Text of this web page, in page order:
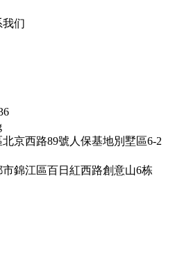
们
京西路89號人保基地別墅區6-2
錦江區百日紅西路創意山6栋